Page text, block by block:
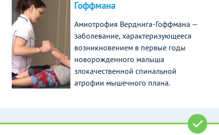
Гоффмана
Амиотрофия Верднига-Гоффмана —
заболевание, характеризующееся
возникновением в первые годы
новорожденного малыша
злокачественной спинальной
атрофии мышечного плана.